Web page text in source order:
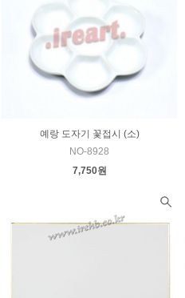
예랑 도자기 꽃접시 (소)
NO-8928
7,750원